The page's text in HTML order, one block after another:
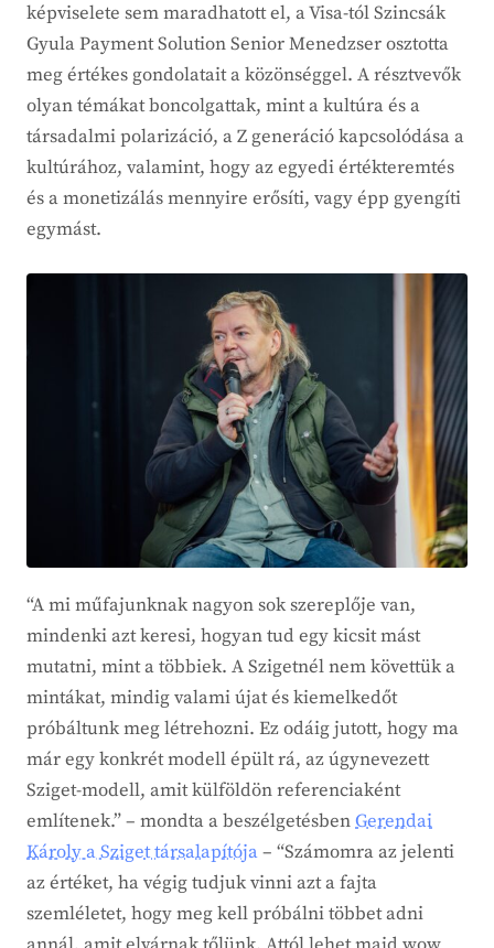
képviselete sem maradhatott el, a Visa-tól Szincsák
Gyula Payment Solution Senior Menedzser osztotta
meg értékes gondolatait a közönséggel. A résztvevők
olyan témákat boncolgattak, mint a kultúra és a
társadalmi polarizáció, a Z generáció kapcsolódása a
kultúrához, valamint, hogy az egyedi értékteremtés
és a monetizálás mennyire erősíti, vagy épp gyengíti
egymást.
“A mi műfajunknak nagyon sok szereplője van,
mindenki azt keresi, hogyan tud egy kicsit mást
mutatni, mint a többiek. A Szigetnél nem követtük a
mintákat, mindig valami újat és kiemelkedőt
próbáltunk meg létrehozni. Ez odáig jutott, hogy ma
már egy konkrét modell épült rá, az úgynevezett
Sziget-modell, amit külföldön referenciaként
említenek.” – mondta a beszélgetésbenGerendai
Károly a Sziget társalapítója– “Számomra az jelenti
az értéket, ha végig tudjuk vinni azt a fajta
szemléletet, hogy meg kell próbálni többet adni